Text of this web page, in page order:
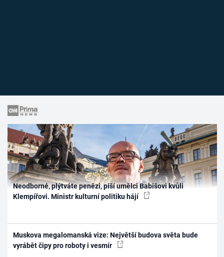
Neodborné, plýtváte penězi, píší umělci Babišovi kvůli
Klempířovi. Ministr kulturní politiku hájí
Muskova megalomanská vize: Největší budova světa bude
vyrábět čipy pro roboty i vesmír